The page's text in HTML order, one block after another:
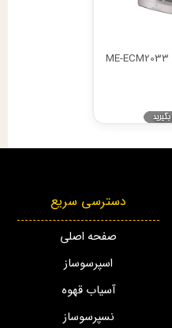
دسترسی سریع
صفحه اصلی
اسپرسوساز
آسیاب قهوه
نسپرسوساز